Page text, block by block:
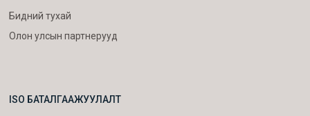
Бидний тухай
Олон улсын партнерууд
ISO БАТАЛГААЖУУЛАЛТ